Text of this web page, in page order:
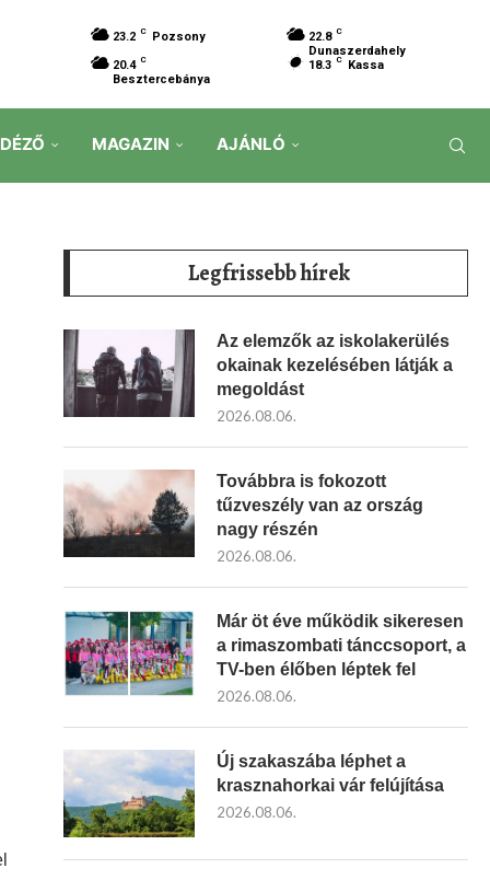
23.2 C Pozsony 22.8 C
Dunaszerdahely
20.4 C
Besztercebánya
18.3 C Kassa
MAGAZIN AJÁNLÓ
Legfrissebb hírek
Az elemzők az iskolakerülés
okainak kezelésében látják a
megoldást
2026.08.06.
Továbbra is fokozott
tűzveszély van az ország
nagy részén
2026.08.06.
Már öt éve működik sikeresen
a rimaszombati tánccsoport, a
TV-ben élőben léptek fel
2026.08.06.
Új szakaszába léphet a
krasznahorkai vár felújítása
2026.08.06.